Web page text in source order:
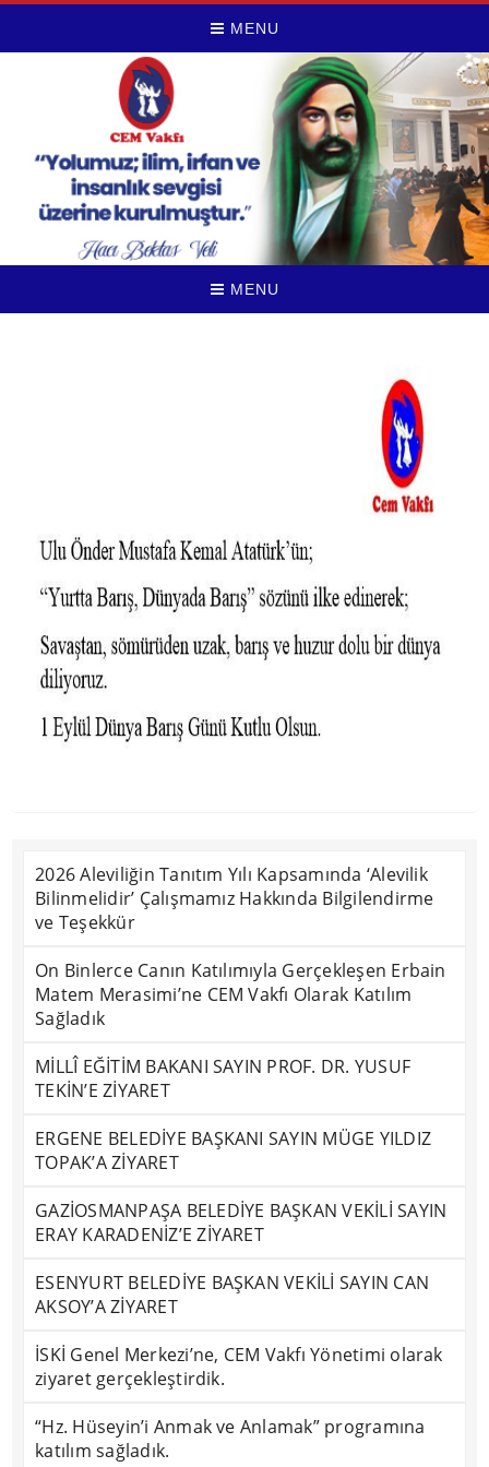
MENU
MENU
2026 Aleviliğin Tanıtım Yılı Kapsamında ‘Alevilik
Bilinmelidir’ Çalışmamız Hakkında Bilgilendirme
ve Teşekkür
On Binlerce Canın Katılımıyla Gerçekleşen Erbain
Matem Merasimi’ne CEM Vakfı Olarak Katılım
Sağladık
MİLLÎ EĞİTİM BAKANI SAYIN PROF. DR. YUSUF
TEKİN’E ZİYARET
ERGENE BELEDİYE BAŞKANI SAYIN MÜGE YILDIZ
TOPAK’A ZİYARET
GAZİOSMANPAŞA BELEDİYE BAŞKAN VEKİLİ SAYIN
ERAY KARADENİZ’E ZİYARET
ESENYURT BELEDİYE BAŞKAN VEKİLİ SAYIN CAN
AKSOY’A ZİYARET
İSKİ Genel Merkezi’ne, CEM Vakfı Yönetimi olarak
ziyaret gerçekleştirdik.
“Hz. Hüseyin’i Anmak ve Anlamak” programına
katılım sağladık.